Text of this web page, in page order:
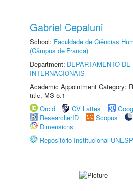
Gabriel Cepaluni
School: Faculdade de Ciências
(Câmpus de Franca)
Department: DEPARTAMENTO
INTERNACIONAIS
Academic Appointment Category:
title: MS-5.1
Orcid
CV Lattes
ResearcherID
Scopus
Dimensions
Repositório Institucional UNESP